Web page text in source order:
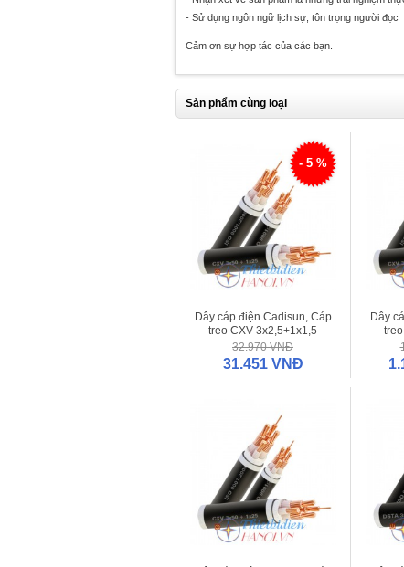
- Sử dụng ngôn ngữ lịch sự, tôn trọng người đọc
Cảm ơn sự hợp tác của các bạn.
Sản phẩm cùng loại
- 5 %
Dây cáp điện Cadisun, Cáp
treo CXV 3x2,5+1x1,5
32.970 VNĐ
31.451 VNĐ
Dây